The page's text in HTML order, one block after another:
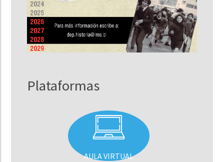
Plataformas
AULA VIRTUAL